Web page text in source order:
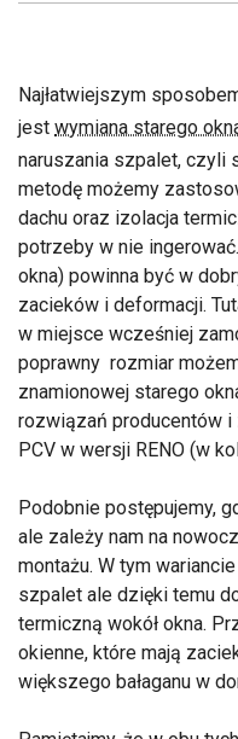
Najłatwiejszym
jest wymiana starego
naruszania szpalet, czyli
metodę możemy
dachu oraz izolacja
potrzeby w nie
okna) powinna być w
zacieków i deformacji.
w miejsce wcześniej
poprawny rozmiar
znamionowej starego
rozwiązań producentów
PCV w wersji RENO (w
Podobnie postępujemy,
ale zależy nam na
montażu. W tym
szpalet ale dzięki temu
termiczną wokół okna.
okienne, które mają
większego bałaganu w